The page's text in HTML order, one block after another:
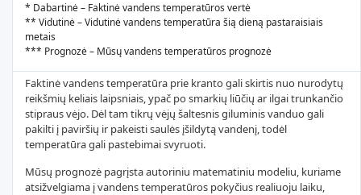
* Dabartinė – Faktinė vandens temperatūros vertė
** Vidutinė – Vidutinė vandens temperatūra šią dieną pastaraisiais
metais
*** Prognozė – Mūsų vandens temperatūros prognozė
Faktinė vandens temperatūra prie kranto gali skirtis nuo nurodytų
reikšmių keliais laipsniais, ypač po smarkių liūčių ar ilgai trunkančio
stipraus vėjo. Dėl tam tikrų vėjų šaltesnis giluminis vanduo gali
pakilti į paviršių ir pakeisti saulės įšildytą vandenį, todėl
temperatūra gali pastebimai svyruoti.
Mūsų prognozė pagrįsta autoriniu matematiniu modeliu, kuriame
atsižvelgiama į vandens temperatūros pokyčius realiuoju laiku,